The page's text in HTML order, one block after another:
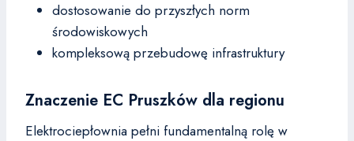
dostosowanie do przyszłych norm
środowiskowych
kompleksową przebudowę infrastruktury
Znaczenie EC Pruszków dla regionu
Elektrociepłownia pełni fundamentalną rolę w